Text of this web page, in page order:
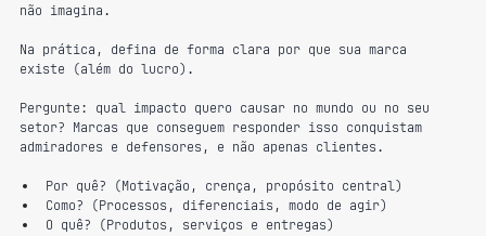
não imagina.
Na prática, defina de forma clara por que sua marca
existe (além do lucro).
Pergunte: qual impacto quero causar no mundo ou no seu
setor? Marcas que conseguem responder isso conquistam
admiradores e defensores, e não apenas clientes.
Por quê? (Motivação, crença, propósito central)
Como? (Processos, diferenciais, modo de agir)
O quê? (Produtos, serviços e entregas)